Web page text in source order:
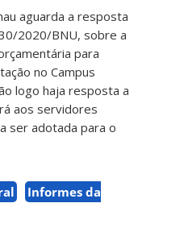
aguarda a resposta
30/2020/BNU, sobre a
para
no Campus
logo haja resposta a
aos servidores
ser adotada para o
Informes da